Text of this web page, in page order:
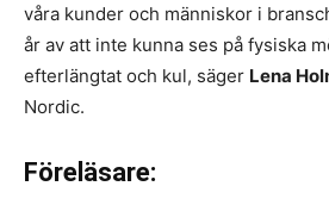
våra kunder och människor i
år av att inte kunna ses på fysiska
efterlängtat och kul, säger Lena
Nordic.
Föreläsare: